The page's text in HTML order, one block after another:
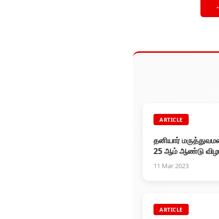
ARTICLE
தனியார்
25 ஆம் ஆண்டு
ரஜினிகாந்த் பங்கேற்பு
11 Mar 2023
ARTICLE